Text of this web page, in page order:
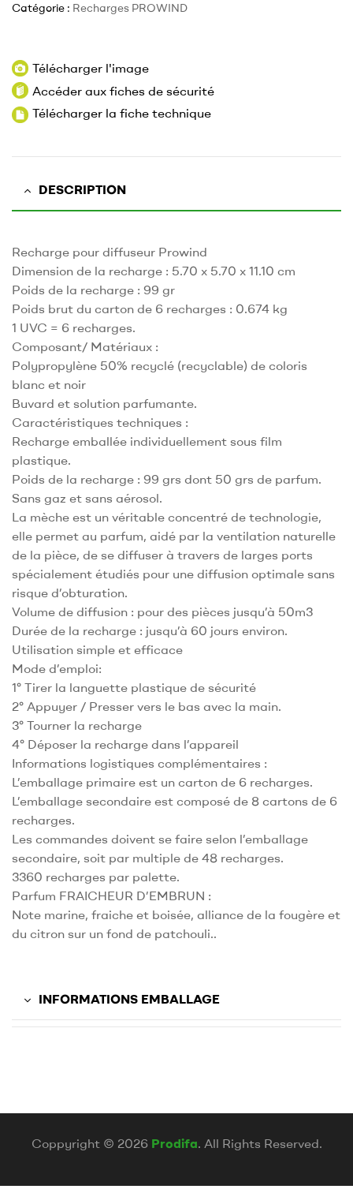
Catégorie : Recharges PROWIND
Télécharger l'image
Accéder aux fiches de sécurité
Télécharger la fiche technique
DESCRIPTION
Recharge pour diffuseur Prowind
Dimension de la recharge : 5.70 x 5.70 x 11.10 cm
Poids de la recharge : 99 gr
Poids brut du carton de 6 recharges : 0.674 kg
1 UVC = 6 recharges.
Composant/ Matériaux :
Polypropylène 50% recyclé (recyclable) de coloris
blanc et noir
Buvard et solution parfumante.
Caractéristiques techniques :
Recharge emballée individuellement sous film
plastique.
Poids de la recharge : 99 grs dont 50 grs de parfum.
Sans gaz et sans aérosol.
La mèche est un véritable concentré de technologie,
elle permet au parfum, aidé par la ventilation naturelle
de la pièce, de se diffuser à travers de larges ports
spécialement étudiés pour une diffusion optimale sans
risque d’obturation.
Volume de diffusion : pour des pièces jusqu’à 50m3
Durée de la recharge : jusqu’à 60 jours environ.
Utilisation simple et efficace
Mode d’emploi:
1° Tirer la languette plastique de sécurité
2° Appuyer / Presser vers le bas avec la main.
3° Tourner la recharge
4° Déposer la recharge dans l’appareil
Informations logistiques complémentaires :
L’emballage primaire est un carton de 6 recharges.
L’emballage secondaire est composé de 8 cartons de 6
recharges.
Les commandes doivent se faire selon l’emballage
secondaire, soit par multiple de 48 recharges.
3360 recharges par palette.
Parfum FRAICHEUR D’EMBRUN :
Note marine, fraiche et boisée, alliance de la fougère et
du citron sur un fond de patchouli..
INFORMATIONS EMBALLAGE
Coppyright © 2026 Prodifa. All Rights Reserved.